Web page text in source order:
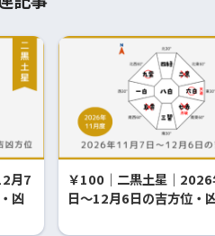
月7
凶
￥100｜二黒土星｜
日～12月6日の吉方位・